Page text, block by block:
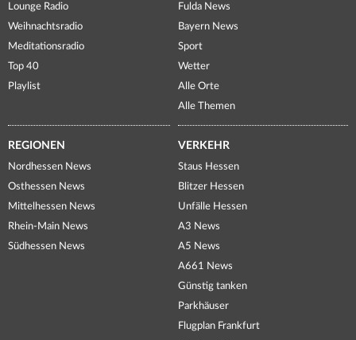
Lounge Radio
Weihnachtsradio
Meditationsradio
Top 40
Playlist
Fulda News
Bayern News
Sport
Wetter
Alle Orte
Alle Themen
REGIONEN
Nordhessen News
Osthessen News
Mittelhessen News
Rhein-Main News
Südhessen News
VERKEHR
Staus Hessen
Blitzer Hessen
Unfälle Hessen
A3 News
A5 News
A661 News
Günstig tanken
Parkhäuser
Flugplan Frankfurt